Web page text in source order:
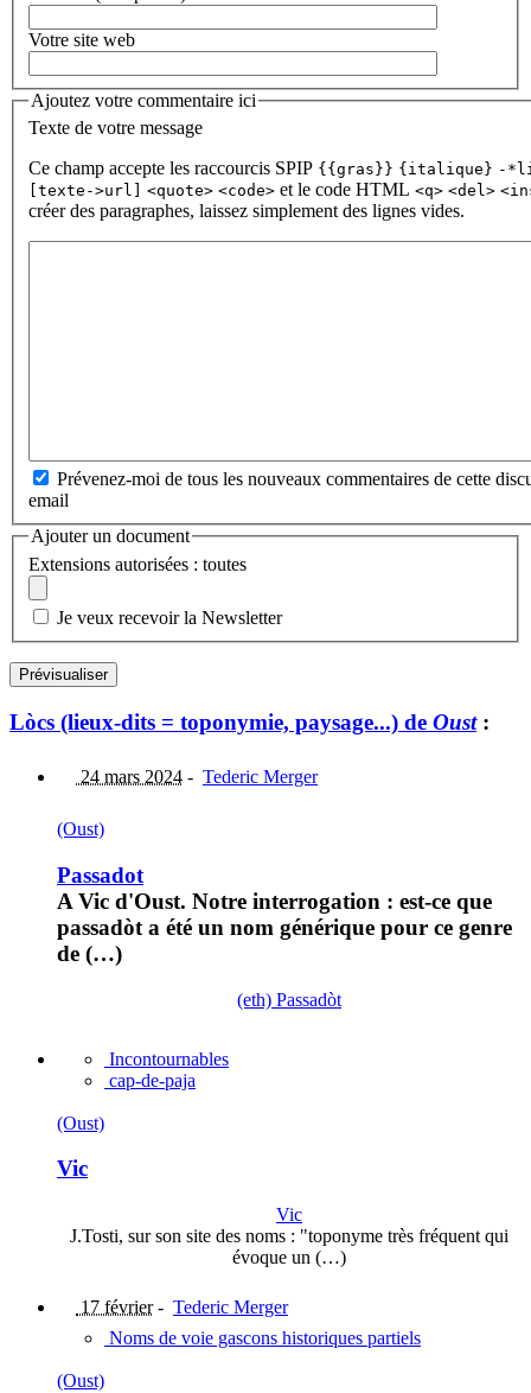
Votre site web
Ajoutez votre commentaire ici
Texte de votre message
Ce champ accepte les raccourcis SPIP {{gras}} {italique} -
[texte->url]
<quote> <code> et le code HTML <q> <del>
créer des paragraphes, laissez simplement des lignes vides.
Prévenez-moi de tous les nouveaux commentaires de cette
email
Ajouter un document
Extensions autorisées : toutes
Je veux recevoir la Newsletter
Lòcs (lieux-dits = toponymie, paysage...) de Oust:
24 mars 2024 - Tederic Merger
(Oust)
Passadot
A Vic d'Oust. Notre interrogation : est-ce que
passadòt a été un nom générique pour ce genre
de (…)
(eth) Passadòt
Incontournables
cap-de-paja
(Oust)
Vic
Vic
J.Tosti, sur son site des noms : "toponyme très fréquent qui
évoque un (…)
17 février- Tederic Merger
Noms de voie gascons historiques partiels
(Oust)